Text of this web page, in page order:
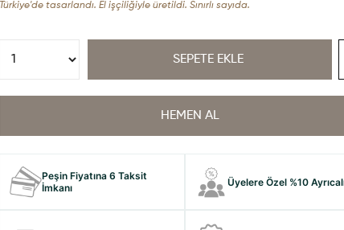
Türkiye'de tasarlandı. El işçiliğiyle üretildi. Sınırlı sayıda.
Peşin Fiyatına 6 Taksit
İmkanı
Üyelere Özel %10